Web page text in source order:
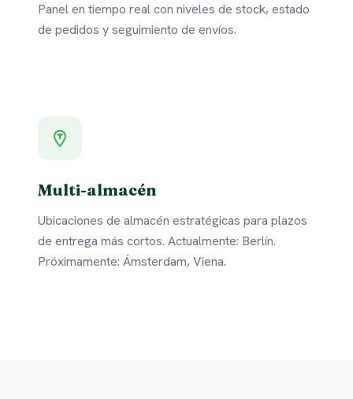
Panel en tiempo real con niveles de stock, estado
de pedidos y seguimiento de envíos.
Multi-almacén
Ubicaciones de almacén estratégicas para plazos
de entrega más cortos. Actualmente: Berlín.
Próximamente: Ámsterdam, Viena.